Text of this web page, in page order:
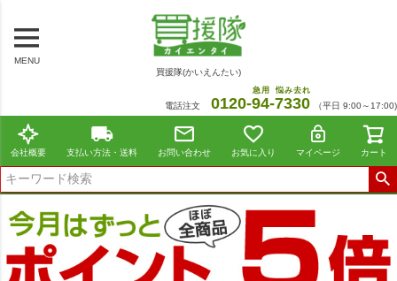
MENU
買援隊(かいえんたい)
電話注文 0120-94
急用
-7330
悩み去れ
（平日 9:00～17:00)
会社概要 支払い方法・送料 お問い合わせ お気に入り マイページ カート